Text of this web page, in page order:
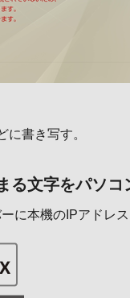
書き写す。
文字をパソコ
に本機のIPアドレス